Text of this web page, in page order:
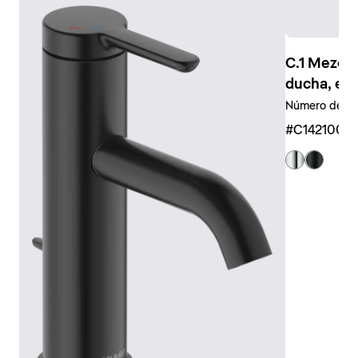
ducha de mano y la ducha fija, garantizan un uso
intuitivo.
Las duchas de mano y loscabezales
universales
también se encuentran disponibles en diferentes
rectangulares, o incluso como teleduchas tubulares.
También existe una amplia gama de accesorios a
juego, como brazos de ducha, flexos y soportes.
Mostrar grifería de ducha
C.1
ducha,
Número de